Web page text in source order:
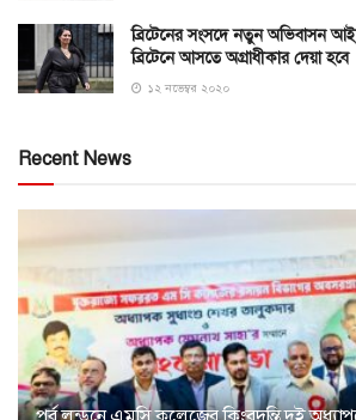
ব্রিটেনের সংসদে নতুন অভিবাসন
ব্রিটেনে আসতে অগ্রাধীকার দেয়া হবে
১২ নভেম্বর ২০২০
Recent News